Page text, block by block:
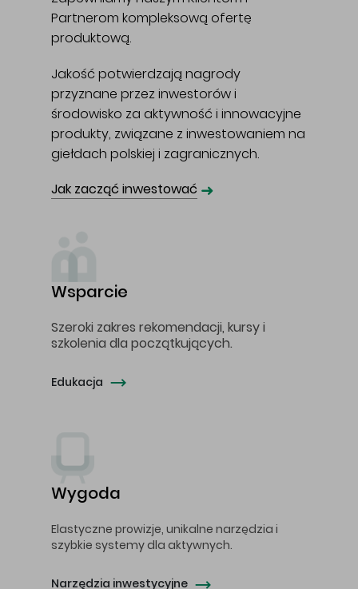
Partnerom kompleksową ofertę
produktową.
Jakość potwierdzają nagrody
przyznane przez inwestorów i
środowisko za aktywność i innowacyjne
produkty, związane z inwestowaniem na
giełdach polskiej i zagranicznych.
Jak zacząć inwestować ➜
Wsparcie
Szeroki zakres rekomendacji, kursy i
szkolenia dla początkujących.
Edukacja
Wygoda
Elastyczne prowizje, unikalne narzędzia i
szybkie systemy dla aktywnych.
Narzędzia inwestycyjne